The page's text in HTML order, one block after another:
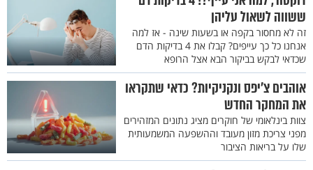
ששווה לשאול עליהן
זה לא מחסור בקפה או בשעות שינה - אז למה
אנחנו כל כך עייפים? קבלו את 4 בדיקות הדם
שכדאי לבקש בביקור הבא אצל הרופא
אוהבים צ'יפס ונקניקיות? כדאי שתקראו
את המחקר החדש
צוות בינלאומי של חוקרים מציג נתונים המזהירים
מפני צריכת מזון מעובד וההשפעה המשמעותית
שלו על בריאות הציבור